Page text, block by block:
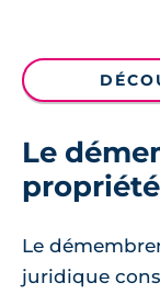
Le
propriété
Le
juridique